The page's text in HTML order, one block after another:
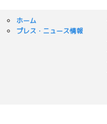
ホーム
プレス・ニュース情報